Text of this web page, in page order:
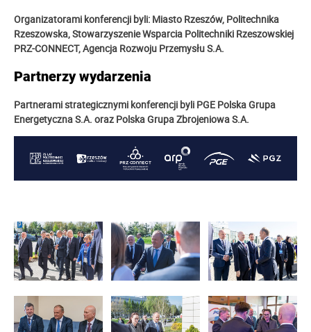
Organizatorami konferencji byli: Miasto Rzeszów, Politechnika
Rzeszowska, Stowarzyszenie Wsparcia Politechniki Rzeszowskiej
PRZ-CONNECT, Agencja Rozwoju Przemysłu S.A.
Partnerzy wydarzenia
Partnerami strategicznymi konferencji byli PGE Polska Grupa
Energetyczna S.A. oraz Polska Grupa Zbrojeniowa S.A.